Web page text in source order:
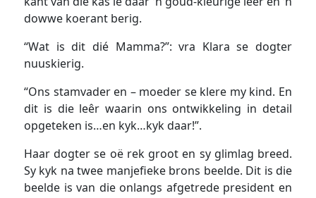
dowwe koerant berig.
“Wat is dit dié Mamma?”: vra Klara se dogter
nuuskierig.
“Ons stamvader en – moeder se klere my kind. En
dit is die leêr waarin ons ontwikkeling in detail
opgeteken is…en kyk…kyk daar!”.
Haar dogter se oë rek groot en sy glimlag breed.
Sy kyk na twee manjefieke brons beelde. Dit is die
beelde is van die onlangs afgetrede president en